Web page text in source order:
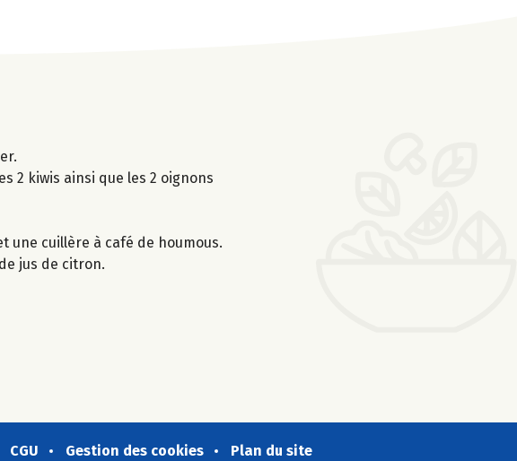
2 kiwis ainsi que les 2 oignons
une cuillère à café de houmous.
jus de citron.
CGU Gestion des cookies Plan du site